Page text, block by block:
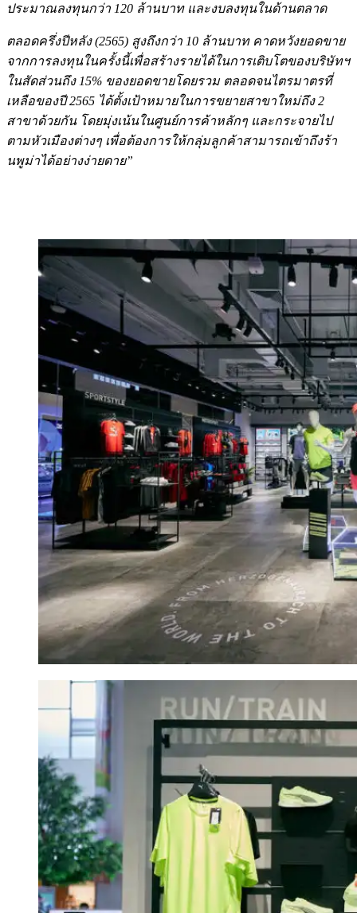
ประมาณลงทุนกว่า 120 ล้านบาท และงบลงทุนในด้านตลาด
ตลอดครึ่งปีหลัง (2565) สูงถึงกว่า 10 ล้านบาท คาดหวังยอดขาย
จากการลงทุนในครั้งนี้เพื่อสร้างรายได้ในการเติบโตของบริษัทฯ
ในสัดส่วนถึง 15% ของยอดขายโดยรวม ตลอดจนไตรมาตรที่
เหลือของปี 2565 ได้ตั้งเป้าหมายในการขยายสาขาใหม่ถึง 2
สาขาด้วยกัน โดยมุ่งเน้นในศูนย์การค้าหลักๆ และกระจายไป
ตามหัวเมืองต่างๆ เพื่อต้องการให้กลุ่มลูกค้าสามารถเข้าถึงร้า
นพูม่าได้อย่างง่ายดาย”